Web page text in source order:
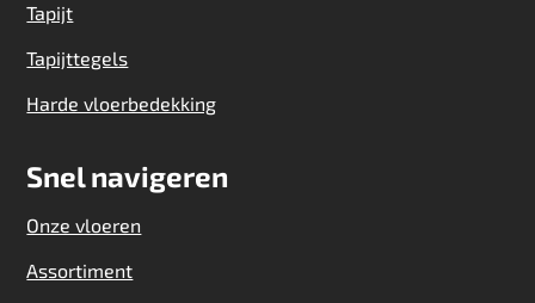
Tapijt
Tapijttegels
Harde vloerbedekking
Snel navigeren
Onze vloeren
Assortiment